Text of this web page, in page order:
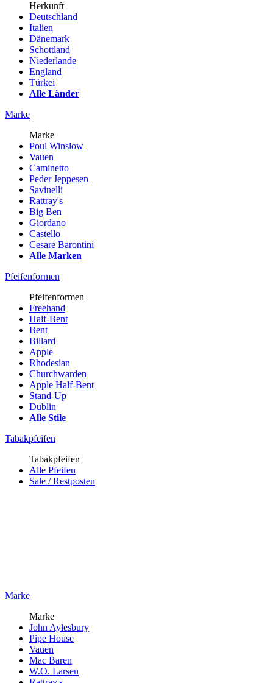
Herkunft
Deutschland
Italien
Dänemark
Schottland
Niederlande
England
Türkei
Alle Länder
Marke
Marke
Poul Winslow
Vauen
Caminetto
Peder Jeppesen
Savinelli
Rattray's
Big Ben
Giordano
Castello
Cesare Barontini
Alle Marken
Pfeifenformen
Pfeifenformen
Freehand
Half-Bent
Bent
Billard
Apple
Rhodesian
Churchwarden
Apple Half-Bent
Stand-Up
Dublin
Alle Stile
Tabakpfeifen
Tabakpfeifen
Alle Pfeifen
Sale / Restposten
Marke
Marke
John Aylesbury
Pipe House
Vauen
Mac Baren
W.O. Larsen